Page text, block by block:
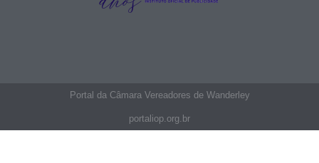
Portal da Câmara Vereadores de Wanderley
portaliop.org.br